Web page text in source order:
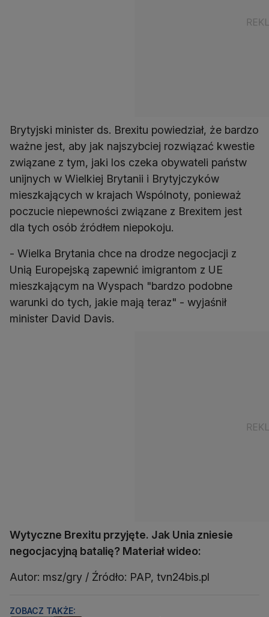
Brytyjski minister ds. Brexitu powiedział, że bardzo
ważne jest, aby jak najszybciej rozwiązać kwestie
związane z tym, jaki los czeka obywateli państw
unijnych w Wielkiej Brytanii i Brytyjczyków
mieszkających w krajach Wspólnoty, ponieważ
poczucie niepewności związane z Brexitem jest
dla tych osób źródłem niepokoju.
- Wielka Brytania chce na drodze negocjacji z
Unią Europejską zapewnić imigrantom z UE
mieszkającym na Wyspach "bardzo podobne
warunki do tych, jakie mają teraz" - wyjaśnił
minister David Davis.
Wytyczne Brexitu przyjęte. Jak Unia zniesie
negocjacyjną batalię? Materiał wideo:
Autor: msz/gry / Źródło: PAP, tvn24bis.pl
ZOBACZ TAKŻE: